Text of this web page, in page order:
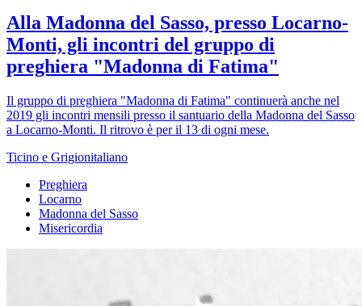
Alla Madonna del Sasso, presso Locarno-
Monti, gli incontri del gruppo di
preghiera "Madonna di Fatima"
Il gruppo di preghiera "Madonna di Fatima" continuerà anche nel
2019 gli incontri mensili presso il santuario della Madonna del Sasso
a Locarno-Monti. Il ritrovo è per il 13 di ogni mese.
Ticino e Grigionitaliano
Preghiera
Locarno
Madonna del Sasso
Misericordia